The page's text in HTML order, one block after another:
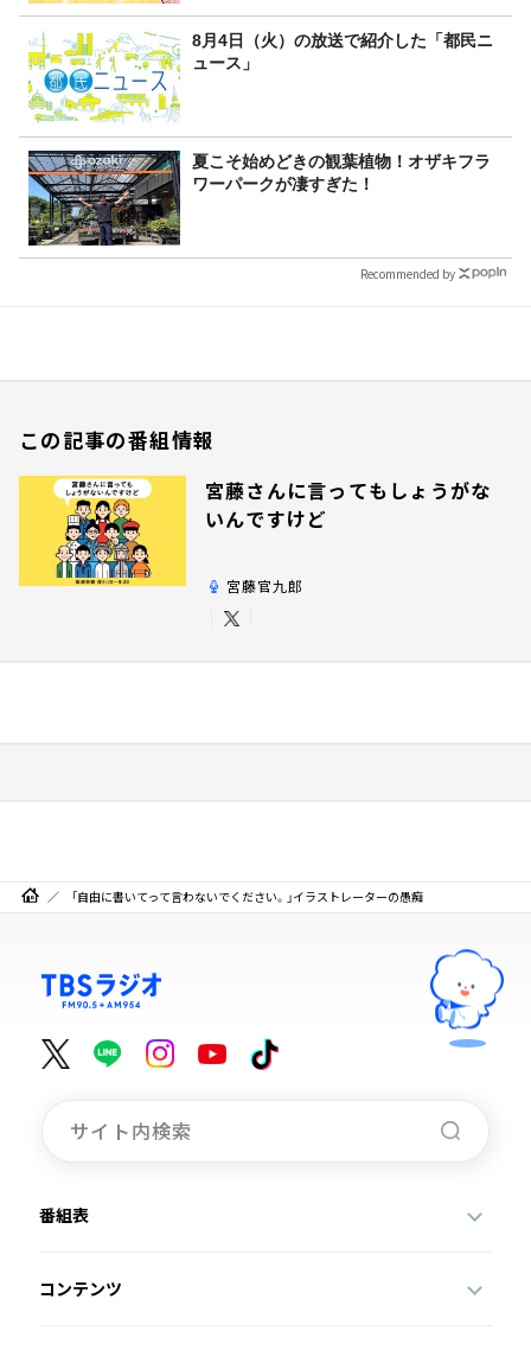
8月4日（火）の放送で紹介した「都民ニ
ュース」
夏こそ始めどきの観葉植物！オザキフラ
ワーパークが凄すぎた！
Recommended by
この記事の番組情報
宮藤さんに言ってもしょうがな
いんですけど
宮藤官九郎
「自由に書いてって言わないでください。」イラストレーターの愚痴
番組表
コンテンツ